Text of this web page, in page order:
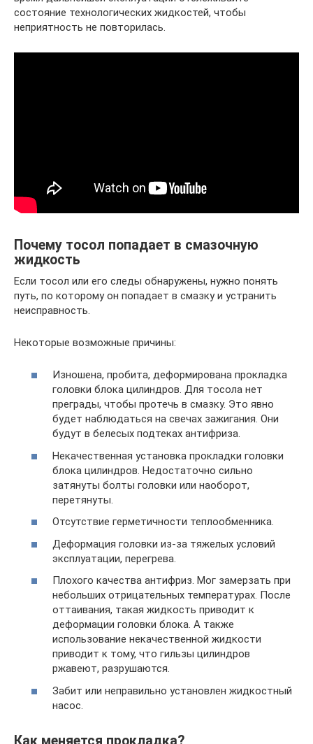
состояние технологических жидкостей, чтобы
неприятность не повторилась.
Почему тосол попадает в смазочную
жидкость
Если тосол или его следы обнаружены, нужно понять
путь, по которому он попадает в смазку и устранить
неисправность.
Некоторые возможные причины:
Изношена, пробита, деформирована прокладка
головки блока цилиндров. Для тосола нет
преграды, чтобы протечь в смазку. Это явно
будет наблюдаться на свечах зажигания. Они
будут в белесых подтеках антифриза.
Некачественная установка прокладки головки
блока цилиндров. Недостаточно сильно
затянуты болты головки или наоборот,
перетянуты.
Отсутствие герметичности теплообменника.
Деформация головки из-за тяжелых условий
эксплуатации, перегрева.
Плохого качества антифриз. Мог замерзать при
небольших отрицательных температурах. После
оттаивания, такая жидкость приводит к
деформации головки блока. А также
использование некачественной жидкости
приводит к тому, что гильзы цилиндров
ржавеют, разрушаются.
Забит или неправильно установлен жидкостный
насос.
Как меняется прокладка?